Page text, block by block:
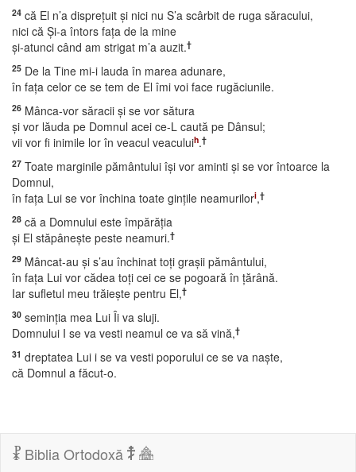
24 că El n’a dispreţuit şi nici nu S’a scârbit de ruga săracului,
nici că Şi-a întors faţa de la mine
şi-atunci când am strigat m’a auzit.†
25 De la Tine mi-i lauda în marea adunare,
în faţa celor ce se tem de El îmi voi face rugăciunile.
26 Mânca-vor săracii şi se vor sătura
şi vor lăuda pe Domnul acei ce-L caută pe Dânsul;
vii vor fi inimile lor în veacul veaculuih.†
27 Toate marginile pământului îşi vor aminti şi se vor întoarce la
Domnul,
în faţa Lui se vor închina toate ginţile neamurilori,†
28 că a Domnului este împărăţia
şi El stăpâneşte peste neamuri.†
29 Mâncat-au şi s’au închinat toţi graşii pământului,
în faţa Lui vor cădea toţi cei ce se pogoară în ţărână.
Iar sufletul meu trăieşte pentru El,†
30 seminţia mea Lui Îi va sluji.
Domnului I se va vesti neamul ce va să vină,†
31 dreptatea Lui i se va vesti poporului ce se va naşte,
că Domnul a făcut-o.
Biblia Ortodoxă